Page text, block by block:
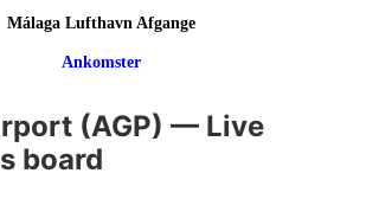
Málaga Lufthavn Afgange
Ankomster